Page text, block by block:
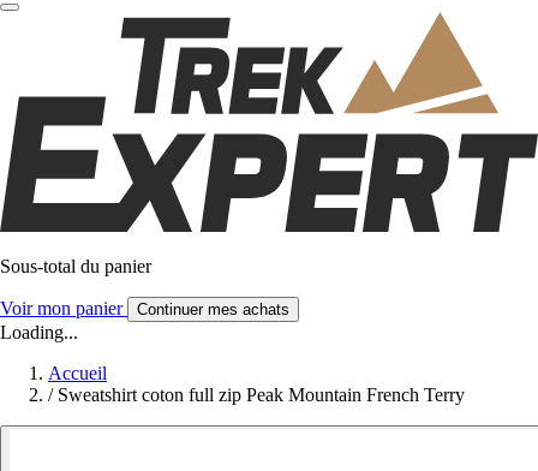
Sous-total du panier
Voir mon panier Continuer mes achats
Loading...
Accueil
/ Sweatshirt coton full zip Peak Mountain French Terry